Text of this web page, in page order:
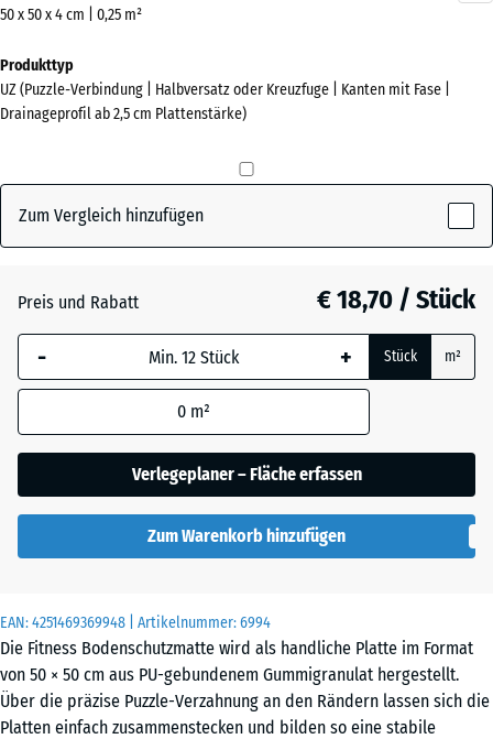
EAN:4251469369948 | Artikelnummer:6994
Die Fitness Bodenschutzmatte wird als handliche Platte im Format
von 50 × 50 cm aus PU-gebundenem Gummigranulat hergestellt.
Über die präzise Puzzle-Verzahnung an den Rändern lassen sich die
Platten einfach zusammenstecken und bilden so eine stabile
zu
Farben?
Farbpalette
Ziegelrot(active)
+ € 0,60
50 x 50 x 4 cm | 0,25 m²
Abmessungen
für
den
x
540
Die gewählte, blau
umrandete
Abmessung wird
Produktdaten nicht
anders angegeben)
für die
Bedarfsberechnung
x
50
x 4
cm
|
Produkttyp
UZ (Puzzle-Verbindung | Halbversatz oder Kreuzfuge | Kanten mit Fase |
Drainageprofil ab 2,5 cm Plattenstärke)
Zum Vergleich hinzufügen
Preis und Rabatt € 18,70 / Stück
- + Stück m²
0 m²
Verlegeplaner – Fläche erfassen
Zum Warenkorb hinzufügen